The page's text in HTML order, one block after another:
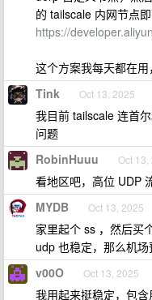
的 tailscale 内网节点
https://
这个方案我每天都在
Tink Oct 13, 2025
我目前 tailscale 连首
问题
RobinHuuu Oct
看地区吧，高位 UDP
MYDB Oct 13, 2025
家里起个 ss ，然后买
udp 也稳定，那么机
v00O Oct 13, 2025
我用起来挺稳定，包